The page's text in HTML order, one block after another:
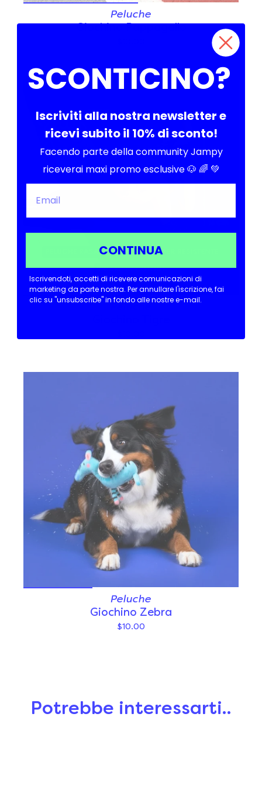
Peluche
Peluche
Giochino Zebra
$10.00
Potrebbe interessarti..
SCONTICINO?
Iscriviti alla nostra newsletter e
ricevi subito il 10% di sconto!
Facendo parte della community Jampy
riceverai maxi promo esclusive 🐶 🌈 💚
CONTINUA
Iscrivendoti, accetti di ricevere comunicazioni di
marketing da parte nostra. Per annullare l'iscrizione, fai
clic su "unsubscribe" in fondo alle nostre e-mail.